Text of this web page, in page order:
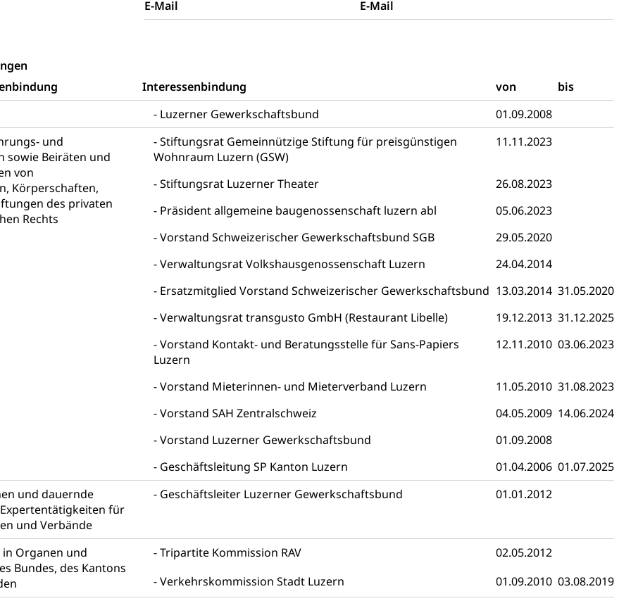
E-Mail
E-Mail
Interessenbindung von
bis
Luzerner Gewerkschaftsbund
01.09.2008
und
sowie Beiräten und
von
Körperschaften,
des privaten
Rechts
Stiftungsrat Gemeinnützige Stiftung für preisgünstigen
Wohnraum Luzern (GSW)
11.11.2023
Stiftungsrat Luzerner Theater
26.08.2023
Präsident allgemeine baugenossenschaft luzern abl
05.06.2023
Vorstand Schweizerischer Gewerkschaftsbund SGB
29.05.2020
Verwaltungsrat Volkshausgenossenschaft Luzern
24.04.2014
Ersatzmitglied Vorstand Schweizerischer Gewerkschaftsbund 13.03.2014 31.05.2020
Verwaltungsrat transgusto GmbH (Restaurant Libelle)
19.12.2013 31.12.2025
Vorstand Kontakt- und Beratungsstelle für Sans-Papiers
Luzern
12.11.2010 03.06.2023
Vorstand Mieterinnen- und Mieterverband Luzern 11.05.2010 31.08.2023
Vorstand SAH Zentralschweiz
04.05.2009 14.06.2024
Vorstand Luzerner Gewerkschaftsbund
01.09.2008
Geschäftsleitung SP Kanton Luzern
01.04.2006 01.07.2025
und dauernde
für
und Verbände
Geschäftsleiter Luzerner Gewerkschaftsbund 01.01.2012
Organen und
Bundes, des Kantons
Tripartite Kommission RAV
02.05.2012
Verkehrskommission Stadt Luzern
01.09.2010 03.08.2019
Zahlungsunfähigkeit, Pfändung
Betreibungsämter Betreibungsverfahren Konkursämter
Stimm- und Wahlrecht, Stimmrecht, Abstimmungen, Wahlen, politische Parteien, Grundfreiheiten, Pluralismus
Kopfsteuer, Personalsteuer, Haushaltssteuer, Vermögenssteuer, Verrechnungssteuer, Quellensteuer,
Liegenschaftssteuer, Handänderungssteuer, Grundsteuer, Kirchensteuer, Gewerbesteuer, Vergnügungssteuer,
Verkehrssteuer, Erbschaftssteuer, Schenkungssteuer, Gewinn- und Kapitalsteuer
Schlichtungsstelle, Vermittlung, Schlichtung, Mediation
(Volksschulen) Beschwerde Strassenverkehrsamt
Beschwerdestelle Spitäler
Fremdenfeindlichkeit, Gleichberechtigung
vor Diskriminierung (fabia) Schutz vor Diskriminierung
Kehrichtabfuhr, Müllabfuhr
Gemeindeverbände für Abfallentsorgung
Landschaft
Gewässerschutz, Naturschutz, Umweltschutz